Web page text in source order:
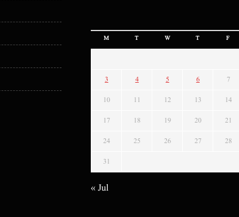
M T W T F
3 4 5 6 7
10 11 12 13 14
17 18 19 20 21
24 25 26 27 28
31
« Jul